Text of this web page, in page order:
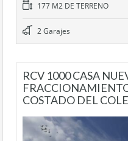
177 M2 DE TERRENO
2 Garajes
RCV 1000 CASA
COSTADO DEL